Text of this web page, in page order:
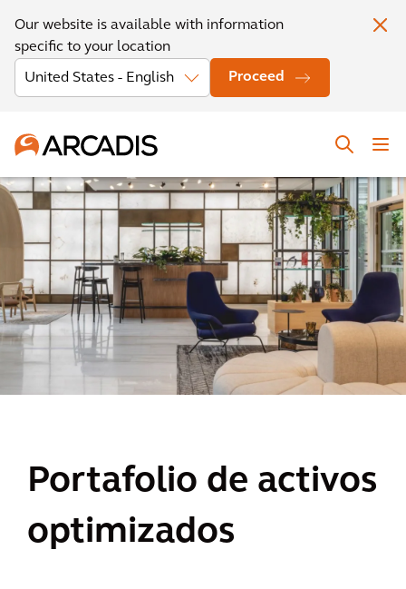
Our website is available with information
specific to your location
Proceed
Portafolio de activos
optimizados